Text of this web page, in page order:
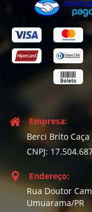
Empresa:
Berci Brito Caça
CNPJ:
Endereço:
Rua Doutor
Umuarama/PR